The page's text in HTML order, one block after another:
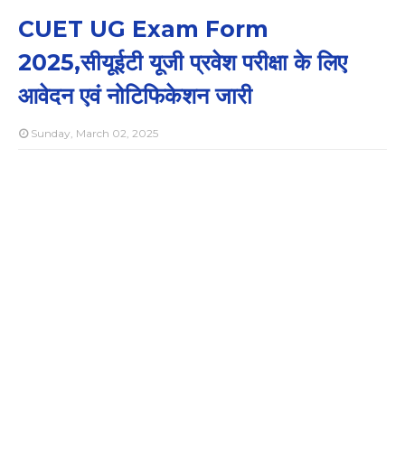
CUET UG Exam Form
2025,सीयूईटी यूजी प्रवेश परीक्षा के लिए
आवेदन एवं नोटिफिकेशन जारी
Sunday, March 02, 2025